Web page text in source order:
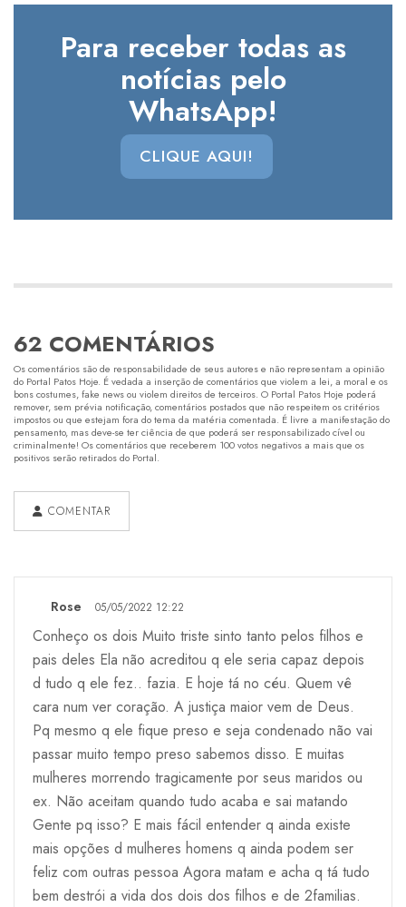
Para receber todas as
notícias pelo
WhatsApp!
CLIQUE AQUI!
62 COMENTÁRIOS
Os comentários são de responsabilidade de seus autores e não representam a opinião
do Portal Patos Hoje. É vedada a inserção de comentários que violem a lei, a moral e os
bons costumes, fake news ou violem direitos de terceiros. O Portal Patos Hoje poderá
remover, sem prévia notificação, comentários postados que não respeitem os critérios
impostos ou que estejam fora do tema da matéria comentada. É livre a manifestação do
pensamento, mas deve-se ter ciência de que poderá ser responsabilizado cível ou
criminalmente! Os comentários que receberem 100 votos negativos a mais que os
positivos serão retirados do Portal.
COMENTAR
Rose 05/05/2022 12:22
Conheço os dois Muito triste sinto tanto pelos filhos e
pais deles Ela não acreditou q ele seria capaz depois
d tudo q ele fez.. fazia. E hoje tá no céu. Quem vê
cara num ver coração. A justiça maior vem de Deus.
Pq mesmo q ele fique preso e seja condenado não vai
passar muito tempo preso sabemos disso. E muitas
mulheres morrendo tragicamente por seus maridos ou
ex. Não aceitam quando tudo acaba e sai matando
Gente pq isso? E mais fácil entender q ainda existe
mais opções d mulheres homens q ainda podem ser
feliz com outras pessoa Agora matam e acha q tá tudo
bem destrói a vida dos dois dos filhos e de 2familias.